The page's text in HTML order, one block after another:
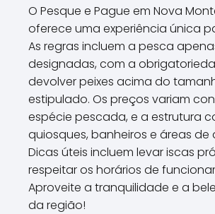
O Pesque e Pague em Nova
oferece uma experiência única
As regras incluem a pesca
designadas, com a
devolver peixes acima do
estipulado. Os preços variam
espécie pescada, e a estrutura
quiosques, banheiros e áreas de
Dicas úteis incluem levar iscas
respeitar os horários de
Aproveite a tranquilidade e a
da região!